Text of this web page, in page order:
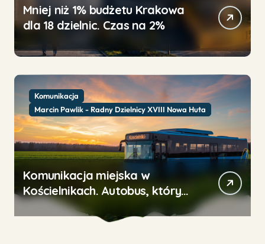
Mniej niż 1% budżetu Krakowa
dla 18 dzielnic. Czas na 2%
Komunikacja
Marcin Pawlik - Radny Dzielnicy XVIII Nowa Huta
Komunikacja miejska w
Kościelnikach. Autobus, którym
nikt nie jeździ, bo prawie go nie
ma